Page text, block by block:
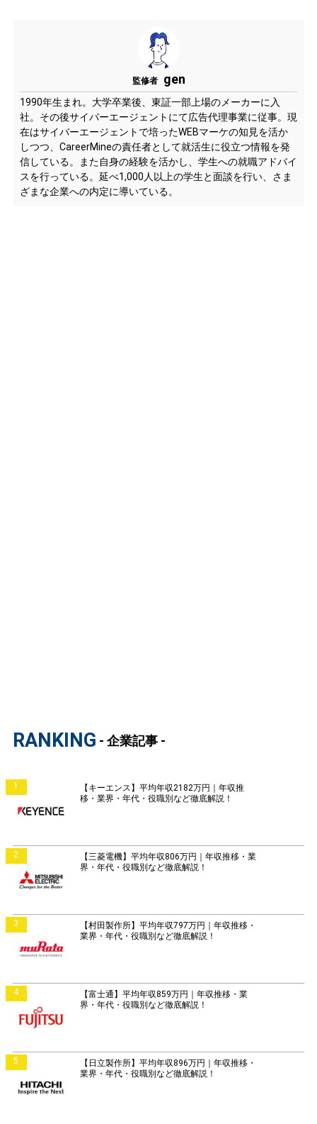
監修者 gen
1990年生まれ。大学卒業後、東証一部上場のメーカーに入
社。その後サイバーエージェントにて広告代理事業に従事。現
在はサイバーエージェントで培ったWEBマーケの知見を活か
しつつ、CareerMineの責任者として就活生に役立つ情報を発
信している。また自身の経験を活かし、学生への就職アドバイ
スを行っている。延べ1,000人以上の学生と面談を行い、さま
ざまな企業への内定に導いている。
RANKING - 企業記事 -
1
【キーエンス】平均年収2182万円｜年収推
移・業界・年代・役職別など徹底解説！
2
【三菱電機】平均年収806万円｜年収推移・業
界・年代・役職別など徹底解説！
3
【村田製作所】平均年収797万円｜年収推移・
業界・年代・役職別など徹底解説！
4
【富士通】平均年収859万円｜年収推移・業
界・年代・役職別など徹底解説！
5
【日立製作所】平均年収896万円｜年収推移・
業界・年代・役職別など徹底解説！